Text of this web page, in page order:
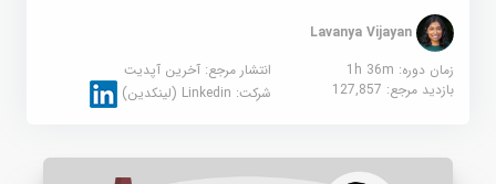
Lavanya Vijayan
زمان دوره: 1h 36m
انتشار مرجع:آخرین آپدیت
بازدید مرجع:127,857 شرکت:Linkedin (لینکدین)